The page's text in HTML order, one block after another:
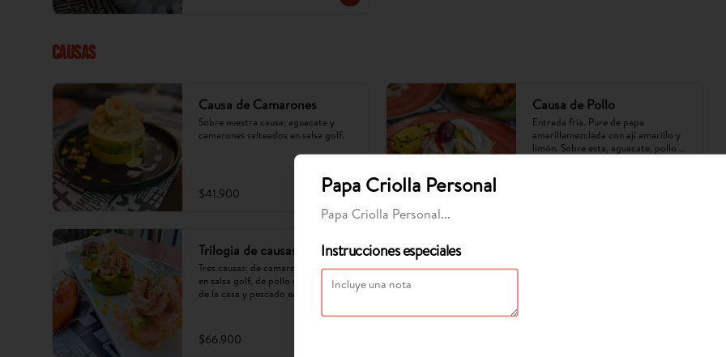
CAUSAS
Causa de Camarones
Sobre nuestra causa; aguacate y
camarones salteados en salsa golf.
$41.900
Causa de Pollo
Entrada fría. Pure de papa
amarillamezclada con ají amarillo y
limón. Sobre esta, aguacate, pollo
Trilogia de causas
Tres causas; de camarones salteados
en salsa golf, de pollo en mayonesa
de la casa y pescado en oliva.
$66.900
Papa Criolla Personal
Papa Criolla Personal...
Instrucciones especiales